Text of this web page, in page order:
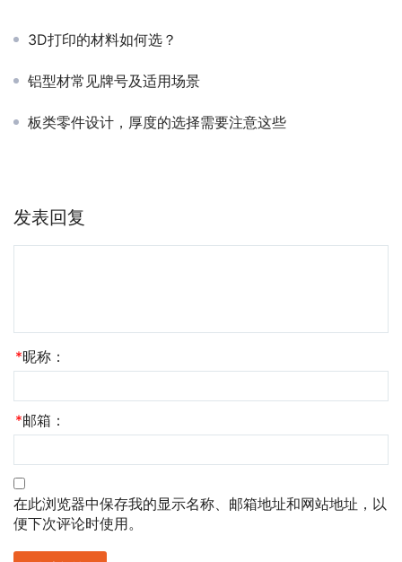
3D打印的材料如何选？
铝型材常见牌号及适用场景
板类零件设计，厚度的选择需要注意这些
发表回复
*昵称：
*邮箱：
在此浏览器中保存我的显示名称、邮箱地址和网站地址，以
便下次评论时使用。